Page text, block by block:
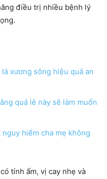
điều trị nhiều bệnh lý
xương sông hiệu quả an
quả lê này sẽ làm muốn
hiểm cha mẹ không
tính ấm, vị cay nhẹ và